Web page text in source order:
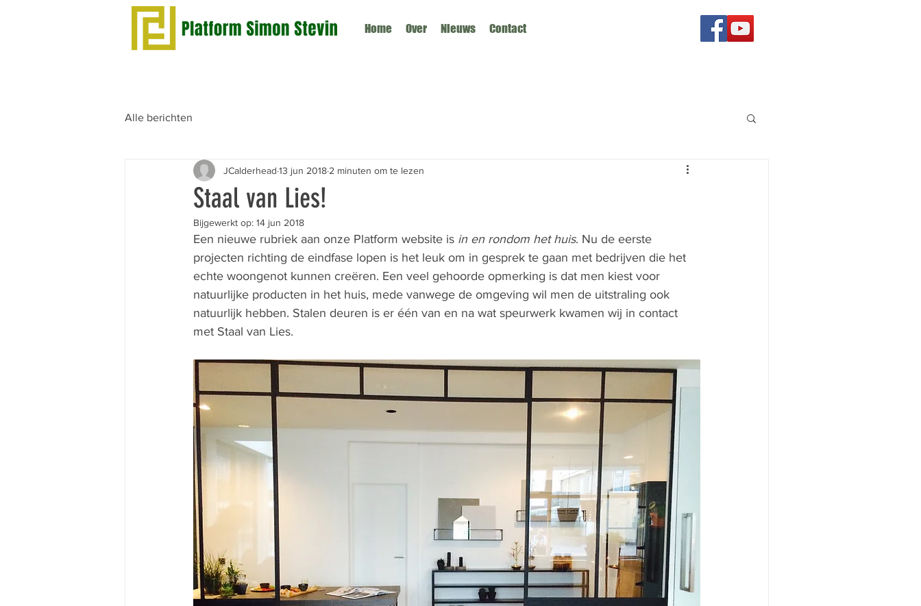
Home Over Nieuws Contact
Alle berichten
Staal van Lies!
JCalderhead 13 jun 2018 2 minuten om te lezen
Bijgewerkt op: 14 jun 2018
Een nieuwe rubriek aan onze Platform website is in en rondom het huis. Nu de eerste
projecten richting de eindfase lopen is het leuk om in gesprek te gaan met bedrijven die het
echte woongenot kunnen creëren. Een veel gehoorde opmerking is dat men kiest voor
natuurlijke producten in het huis, mede vanwege de omgeving wil men de uitstraling ook
natuurlijk hebben. Stalen deuren is er één van en na wat speurwerk kwamen wij in contact
met Staal van Lies.